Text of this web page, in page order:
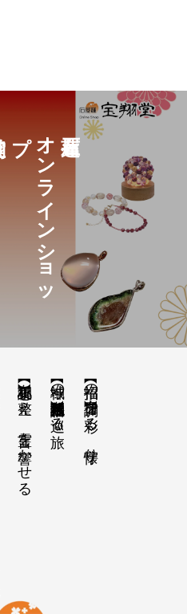
オ
ン
ラ
イ
ン
シ
ョ
ッ
プ
【招福の調律】日々を彩る、懐守り
【神域の系譜】神社仏閣・自然を巡る旅
【祝詞集】心を整え、言霊を響かせる